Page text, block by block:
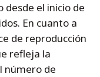
desde el inicio de
En cuanto a
de reproducción
refleja la
número de